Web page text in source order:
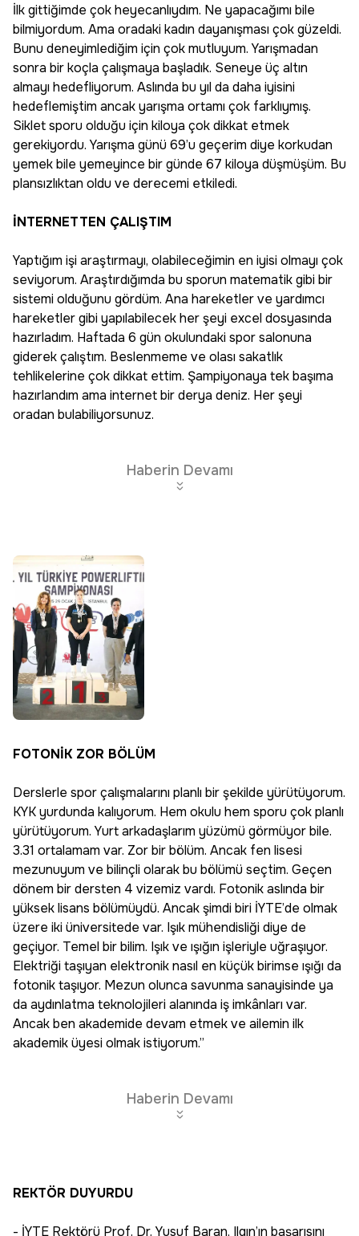
İlk gittiğimde çok heyecanlıydım. Ne yapacağımı bile
bilmiyordum. Ama oradaki kadın dayanışması çok güzeldi.
Bunu deneyimlediğim için çok mutluyum. Yarışmadan
sonra bir koçla çalışmaya başladık. Seneye üç altın
almayı hedefliyorum. Aslında bu yıl da daha iyisini
hedeflemiştim ancak yarışma ortamı çok farklıymış.
Siklet sporu olduğu için kiloya çok dikkat etmek
gerekiyordu. Yarışma günü 69’u geçerim diye korkudan
yemek bile yemeyince bir günde 67 kiloya düşmüşüm. Bu
plansızlıktan oldu ve derecemi etkiledi.
İNTERNETTEN ÇALIŞTIM
Yaptığım işi araştırmayı, olabileceğimin en iyisi olmayı çok
seviyorum. Araştırdığımda bu sporun matematik gibi bir
sistemi olduğunu gördüm. Ana hareketler ve yardımcı
hareketler gibi yapılabilecek her şeyi excel dosyasında
hazırladım. Haftada 6 gün okulundaki spor salonuna
giderek çalıştım. Beslenmeme ve olası sakatlık
tehlikelerine çok dikkat ettim. Şampiyonaya tek başıma
hazırlandım ama internet bir derya deniz. Her şeyi
oradan bulabiliyorsunuz.
Haberin Devamı
FOTONİK ZOR BÖLÜM
Derslerle spor çalışmalarını planlı bir şekilde yürütüyorum.
KYK yurdunda kalıyorum. Hem okulu hem sporu çok planlı
yürütüyorum. Yurt arkadaşlarım yüzümü görmüyor bile.
3.31 ortalamam var. Zor bir bölüm. Ancak fen lisesi
mezunuyum ve bilinçli olarak bu bölümü seçtim. Geçen
dönem bir dersten 4 vizemiz vardı. Fotonik aslında bir
yüksek lisans bölümüydü. Ancak şimdi biri İYTE’de olmak
üzere iki üniversitede var. Işık mühendisliği diye de
geçiyor. Temel bir bilim. Işık ve ışığın işleriyle uğraşıyor.
Elektriği taşıyan elektronik nasıl en küçük birimse ışığı da
fotonik taşıyor. Mezun olunca savunma sanayisinde ya
da aydınlatma teknolojileri alanında iş imkânları var.
Ancak ben akademide devam etmek ve ailemin ilk
akademik üyesi olmak istiyorum.”
Haberin Devamı
REKTÖR DUYURDU
- İYTE Rektörü Prof. Dr. Yusuf Baran, Ilgın’ın başarısını